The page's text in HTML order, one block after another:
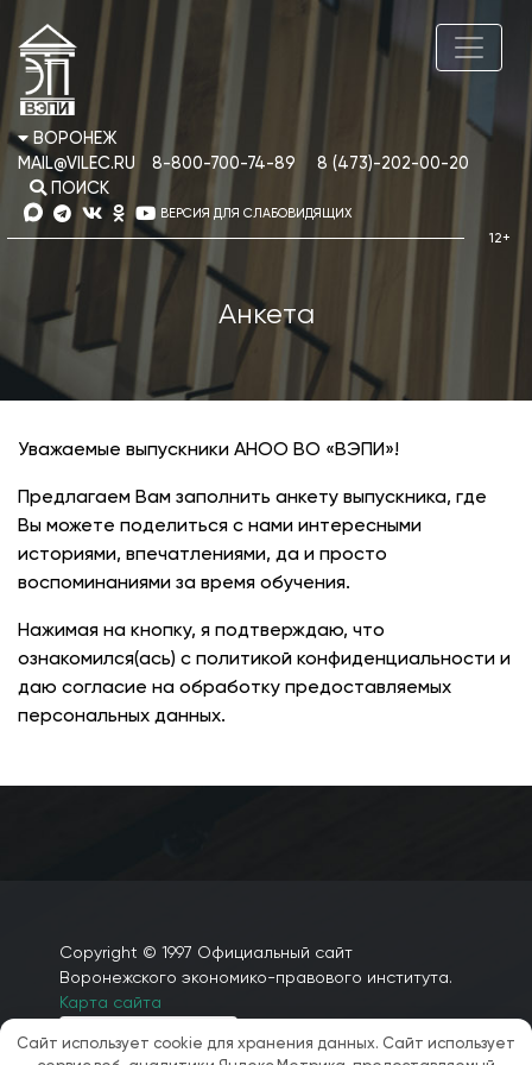
ВОРОНЕЖ
MAIL@VILEC.RU
8-800-700-74-89
8 (473)-202-00-20
ПОИСК
ВЕРСИЯ ДЛЯ СЛАБОВИДЯЩИХ
Анкета
Уважаемые выпускники АНОО ВО «ВЭПИ»!
Предлагаем Вам заполнить анкету выпускника, где
Вы можете поделиться с нами интересными
историями, впечатлениями, да и просто
воспоминаниями за время обучения.
Нажимая на кнопку, я подтверждаю, что
ознакомился(ась) с политикой конфиденциальности и
даю согласие на обработку предоставляемых
персональных данных.
Copyright © 1997 Официальный сайт
Воронежского экономико-правового института.
Карта сайта
Сайт использует cookie для хранения данных. Сайт использует